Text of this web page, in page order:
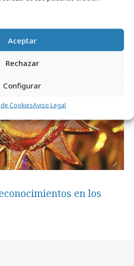
Aceptar
Rechazar
Configurar
CookiesAviso Legal
en los